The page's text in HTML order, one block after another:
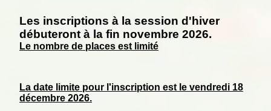
Les inscriptions à la session d'hiver
débuteront à la fin novembre 2026.
Le nombre de places est limité
La date limite pour l'inscription est le vendredi 18
décembre 2026.